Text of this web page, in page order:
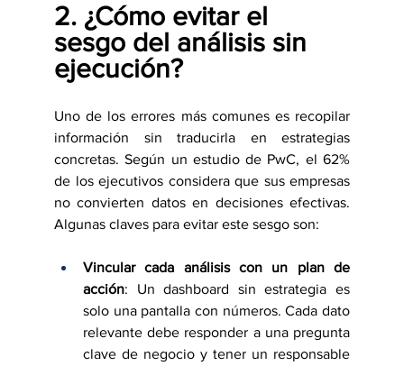
2. ¿Cómo evitar el
sesgo del análisis sin
ejecución?
Uno de los errores más comunes es recopilar
información sin traducirla en estrategias
concretas. Según un estudio de PwC, el 62%
de los ejecutivos considera que sus empresas
no convierten datos en decisiones efectivas.
Algunas claves para evitar este sesgo son:
Vincular cada análisis con un plan de
acción: Un dashboard sin estrategia es
solo una pantalla con números. Cada dato
relevante debe responder a una pregunta
clave de negocio y tener un responsable